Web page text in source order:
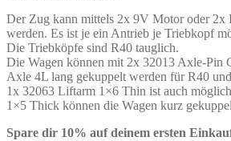
Der Zug kann mittels 2x 9V Motor oder 2x
werden. Es ist je ein Antrieb je Triebkopf
Die Triebköpfe sind R40 tauglich.
Die Wagen können mit 2x 32013 Axle-Pin
Axle 4L lang gekuppelt werden für R40
1x 32063 Liftarm 1×6 Thin ist auch
1×5 Thick können die Wagen kurz
Spare dir 10% auf deinem ersten